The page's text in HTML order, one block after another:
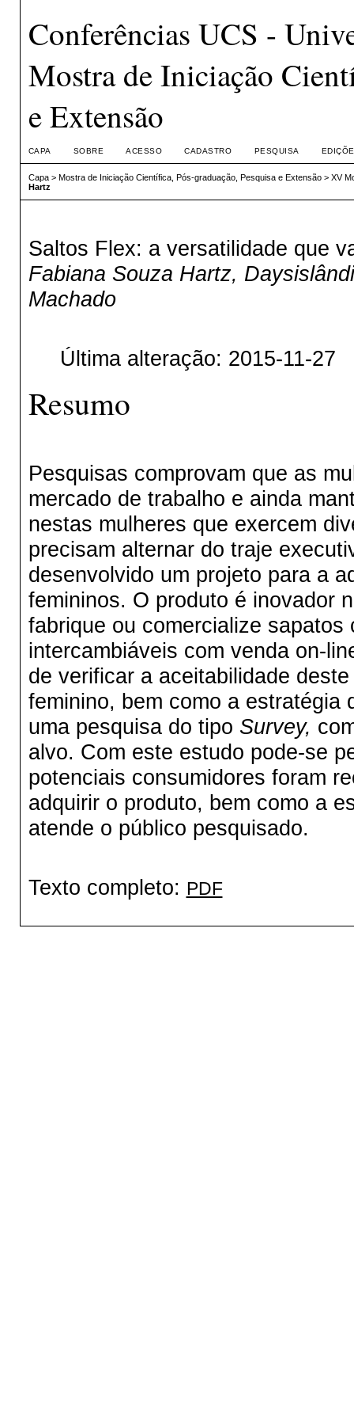
Conferências UCS -
Mostra de Iniciação
e Extensão
CAPA SOBRE ACESSO CADASTRO PESQUISA
Capa> Mostra de Iniciação Científica, Pós-graduação, Pesquisa e Extensão> XV
Hartz
Saltos Flex: a versatilidade que
Fabiana Souza Hartz,
Machado
Última alteração: 2015-11-27
Resumo
Pesquisas comprovam que as
mercado de trabalho e ainda
nestas mulheres que exercem
precisam alternar do traje
desenvolvido um projeto para a
femininos. O produto é inovador
fabrique ou comercialize
intercambiáveis com venda on-
de verificar a aceitabilidade
feminino, bem como a estratégia
uma pesquisa do tipo Survey,
alvo. Com este estudo pode-se
potenciais consumidores foram
adquirir o produto, bem como a
atende o público pesquisado.
Texto completo: PDF